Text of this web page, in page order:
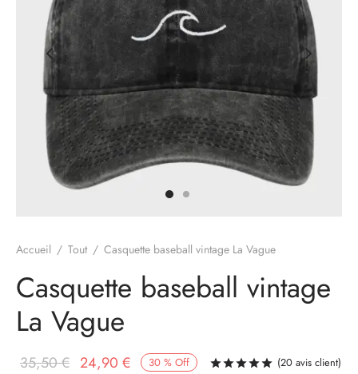
Accueil / Tout / Casquette baseball vintage La Vague
Casquette baseball vintage
La Vague
30 % Off Notésur 5
(20 avis client)
35,50€ Le prix
24,90 € Le prix